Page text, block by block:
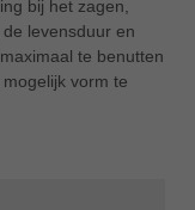
bij het zagen,
levensduur en
te benutten
vorm te